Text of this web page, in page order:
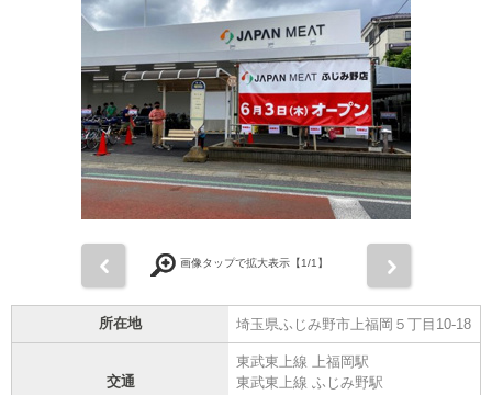
画像タップで拡大表示【1/1】
所在地 埼玉県ふじみ野市上福岡５丁目10-18
交通
東武東上線 上福岡駅
東武東上線 ふじみ野駅